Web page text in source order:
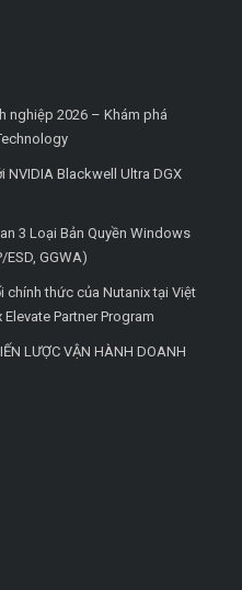
nghiệp 2026 – Khám phá
NVIDIA Blackwell Ultra DGX
3 Loại Bản Quyền Windows
ESD, GGWA)
chính thức của Nutanix tại Việt
Partner Program
LƯỢC VẬN HÀNH DOANH